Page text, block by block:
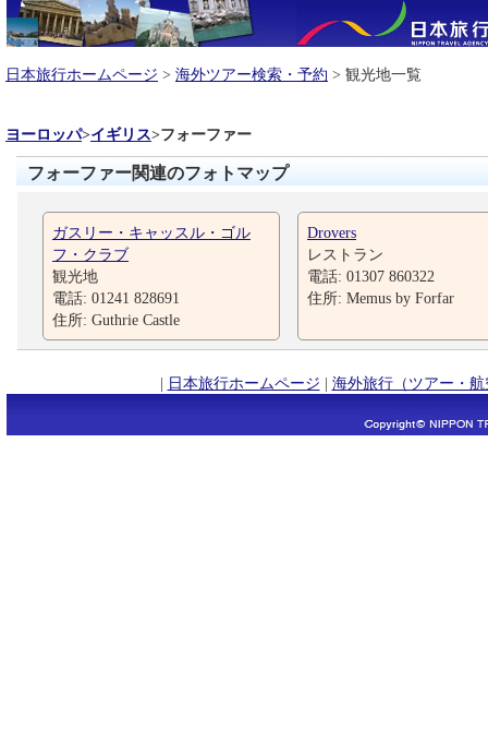
日本旅行ホームページ > 海外ツアー検索・予約 > 観光地一覧
ヨーロッパ>イギリス>フォーファー
フォーファー関連のフォトマップ
ガスリー・キャッスル・ゴル
フ・クラブ
観光地
電話: 01241 828691
住所: Guthrie Castle
Drovers
レストラン
電話: 01307 860322
住所: Memus by Forfar
| 日本旅行ホームページ | 海外旅行（ツアー・航